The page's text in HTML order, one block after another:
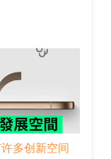
多创新空间